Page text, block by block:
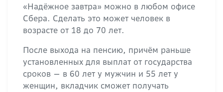
«Надёжное завтра» можно в любом офисе
Сбера. Сделать это может человек в
возрасте от 18 до 70 лет.
После выхода на пенсию, причём раньше
установленных для выплат от государства
сроков — в 60 лет у мужчин и 55 лет у
женщин, вкладчик сможет получать